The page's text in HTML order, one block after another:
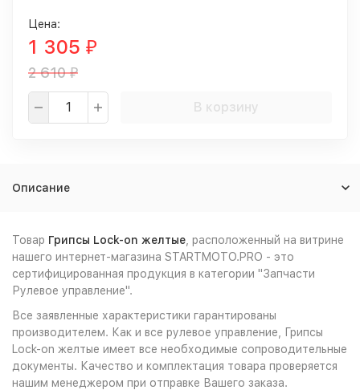
Цена:
1 305 ₽
2 610₽
В корзину
Описание
Товар Грипсы Lock-on желтые , расположенный на витрине
нашего интернет-магазина STARTMOTO.PRO - это
сертифицированная продукция в категории "Запчасти
Рулевое управление".
Все заявленные характеристики гарантированы
производителем. Как и все рулевое управление, Грипсы
Lock-on желтые имеет все необходимые сопроводительные
документы. Качество и комплектация товара проверяется
нашим менеджером при отправке Вашего заказа.